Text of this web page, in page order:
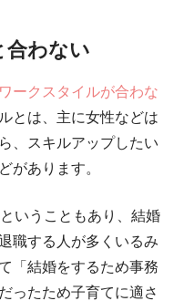
合わない
ワークスタイルが合わな
とは、主に女性などは
、スキルアップしたい
があります。
いうこともあり、結婚
職する人が多くいるみ
「結婚をするため事務
ったため子育てに適さ